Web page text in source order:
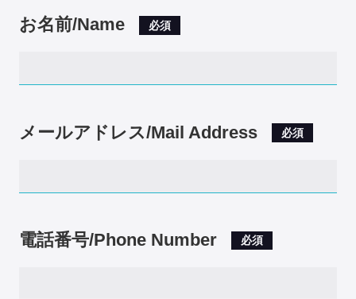
お名前/Name 必須
メールアドレス/Mail Address 必須
電話番号/Phone Number 必須